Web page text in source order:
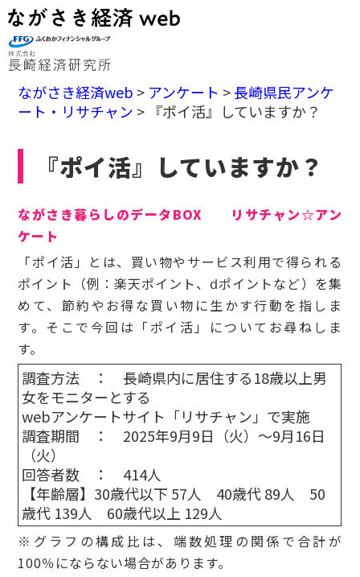
ながさき経済web > アンケート >長崎県民アンケ
ート・リサチャン > 『ポイ活』していますか？
『ポイ活』していますか？
ながさき暮らしのデータBOX リサチャン☆アン
ケート
「ポイ活」とは、買い物やサービス利用で得られる
ポイント（例：楽天ポイント、ⅾポイントなど）を集
めて、節約やお得な買い物に生かす行動を指しま
す。そこで今回は「ポイ活」についてお尋ねしま
す。
調査方法 ： 長崎県内に居住する18歳以上男
女をモニターとする
webアンケートサイト「リサチャン」で実施
調査期間 ： 2025年9月9日（火）～9月16日
（火）
回答者数 ： 414人
【年齢層】30歳代以下 57人 40歳代 89人 50
歳代 139人 60歳代以上 129人
※グラフの構成比は、端数処理の関係で合計が
100％にならない場合があります。